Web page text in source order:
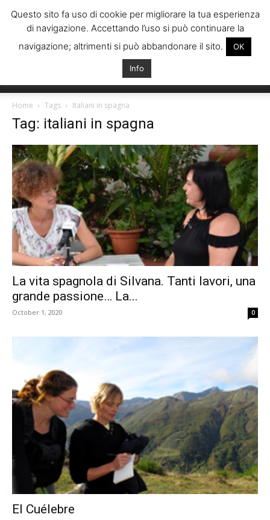
Italiani
Home Tags Italiani in spagna
Tag: italiani in spagna
La vita spagnola di Silvana. Tanti lavori, una
grande passione… La...
October 1, 2020 0
El Cuélebre
Questo sito fa uso di cookie per migliorare la tua esperienza
di navigazione. Accettando l’uso si può continuare la
navigazione; altrimenti si può abbandonare il sito.
OK
Info